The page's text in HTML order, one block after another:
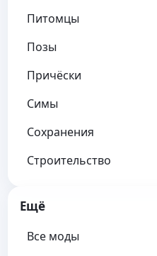
Питомцы
Позы
Причёски
Симы
Сохранения
Строительство
Ещё
Все моды